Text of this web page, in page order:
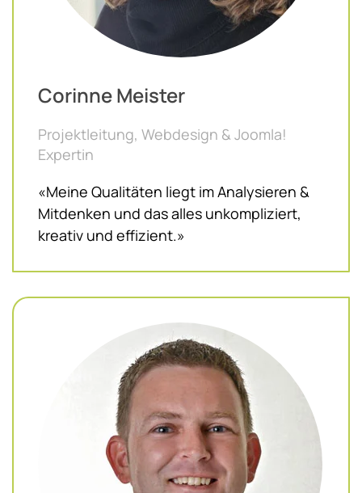
Corinne Meister
Projektleitung, Webdesign & Joomla!
Expertin
«Meine Qualitäten liegt im Analysieren &
Mitdenken und das alles unkompliziert,
kreativ und effizient.»